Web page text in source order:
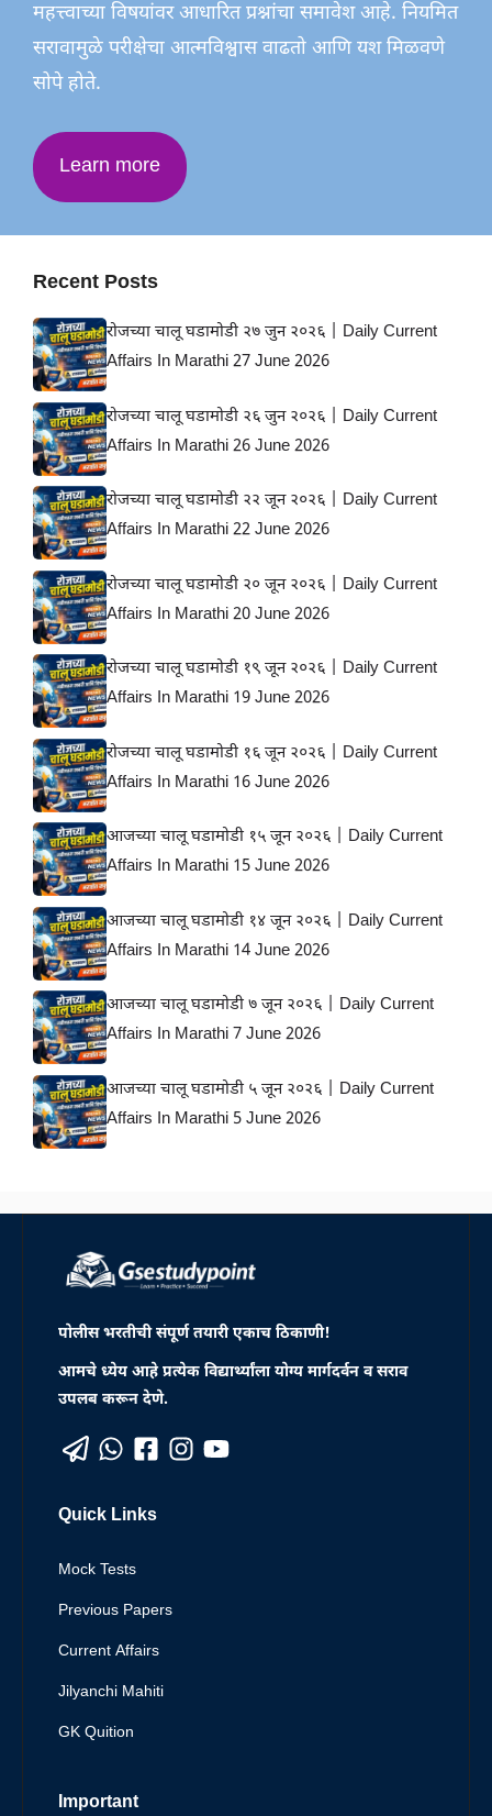
महत्त्वाच्या विषयांवर आधारित प्रश्नांचा समावेश आहे. नियमित
सरावामुळे परीक्षेचा आत्मविश्वास वाढतो आणि यश मिळवणे
सोपे होते.
Learn more
Recent Posts
रोजच्या चालू घडामोडी २७ जुन २०२६ | Daily Current
Affairs In Marathi 27 June 2026
रोजच्या चालू घडामोडी २६ जुन २०२६ | Daily Current
Affairs In Marathi 26 June 2026
रोजच्या चालू घडामोडी २२ जून २०२६ | Daily Current
Affairs In Marathi 22 June 2026
रोजच्या चालू घडामोडी २० जून २०२६ | Daily Current
Affairs In Marathi 20 June 2026
रोजच्या चालू घडामोडी १९ जून २०२६ | Daily Current
Affairs In Marathi 19 June 2026
रोजच्या चालू घडामोडी १६ जून २०२६ | Daily Current
Affairs In Marathi 16 June 2026
आजच्या चालू घडामोडी १५ जून २०२६ | Daily Current
Affairs In Marathi 15 June 2026
आजच्या चालू घडामोडी १४ जून २०२६ | Daily Current
Affairs In Marathi 14 June 2026
आजच्या चालू घडामोडी ७ जून २०२६ | Daily Current
Affairs In Marathi 7 June 2026
आजच्या चालू घडामोडी ५ जून २०२६ | Daily Current
Affairs In Marathi 5 June 2026
पोलीस भरतीची संपूर्ण तयारी एकाच ठिकाणी!
आमचे ध्येय आहे प्रत्येक विद्यार्थ्यांला योग्य मार्गदर्वन व सराव
उपलब करून देणे.
Quick Links
Mock Tests
Previous Papers
Current Affairs
Jilyanchi Mahiti
GK Quition
Important